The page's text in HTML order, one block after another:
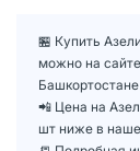
🏪 Купить
можно на
Башкортостане
📲 Цена на
шт ниже в